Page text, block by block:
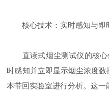
核心技术：实时感知与即
直读式烟尘测试仪的核心
时感知并立即显示烟尘浓度
本带回实验室进行分析。这一